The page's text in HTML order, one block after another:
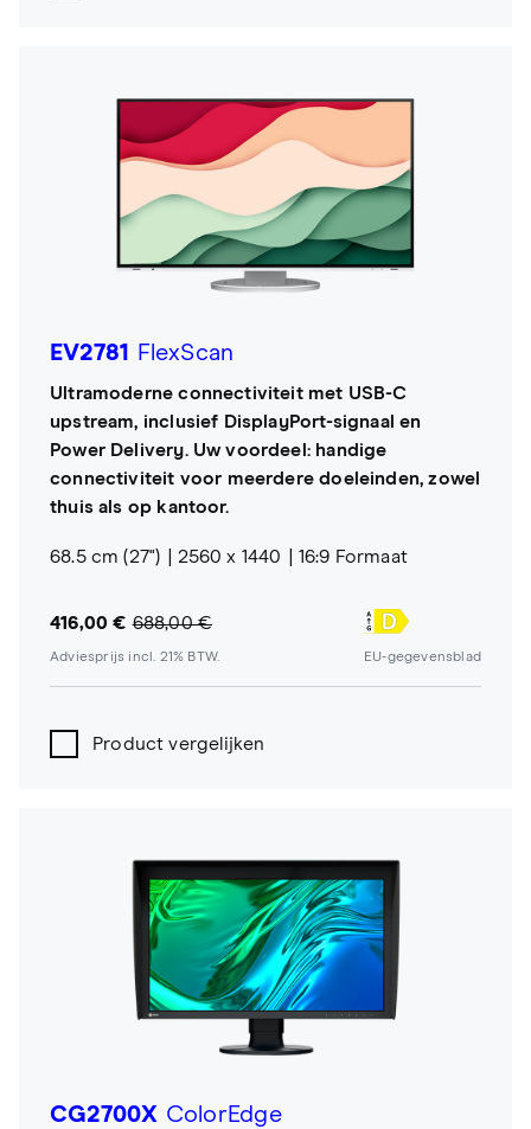
EV2781 FlexScan
Ultramoderne connectiviteit met USB-C
upstream, inclusief DisplayPort-signaal en
Power Delivery. Uw voordeel: handige
connectiviteit voor meerdere doeleinden, zowel
thuis als op kantoor.
68.5 cm (27") 2560 x 1440 16:9 Formaat
416,00 € 688,00 €
Adviesprijs incl. 21% BTW. EU-gegevensblad
Product vergelijken
CG2700X ColorEdge